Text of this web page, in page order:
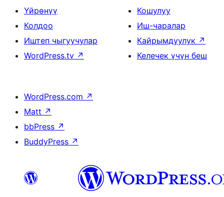
Үйрөнүү
Колдоо
Иштеп чыгуучулар
WordPress.tv ↗
Кошулуу
Иш-чаралар
Кайрымдуулук ↗
Келечек үчүн беш
WordPress.com ↗
Matt ↗
bbPress ↗
BuddyPress ↗